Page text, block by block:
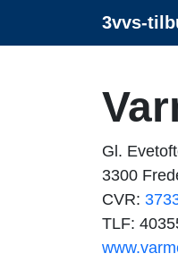
3vvs-
Gl.
3300
CVR:
TLF: